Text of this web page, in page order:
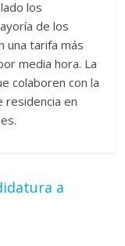
los
de los
una tarifa más
media hora. La
colaboren con la
residencia en
a